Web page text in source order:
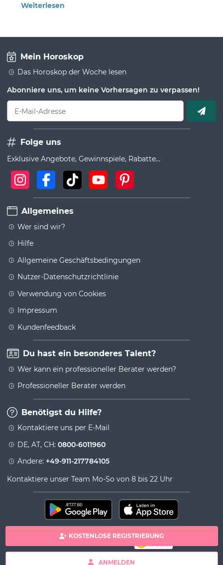
KOSTENLOSE REGISTRIERUNG
ANMELDEN
Weiterlesen
Mein Horoskop
Das Horoskop der Woche lesen
Abonniere uns, um keine Vorhersagen zu verpassen!
E-Mail-Adresse
Folge uns
Exklusive Angebote, Gewinnspiele, Rabatte...
Allgemeines
Wer sind wir?
Hilfe
Allgemeine Geschäftsbedingungen
Nutzer-Datenschutzrichtlinie
Verwendung von Cookies
Impressum
Kundenfeedback
Du hast ein besonderes Talent?
Wer kann ein professioneller Berater werden?
Professioneller Berater werden
Benötigst du Hilfe?
Kontaktiere uns per E-Mail
DE, AT, CH: 0800-6011960
Andere: +49-911-217784105
Kontaktiere unser Team Mo-So von 8 bis 22 Uhr
100% sichere Zahlung
Copyright& copy 2026 Viversum - Powered by Ingenio